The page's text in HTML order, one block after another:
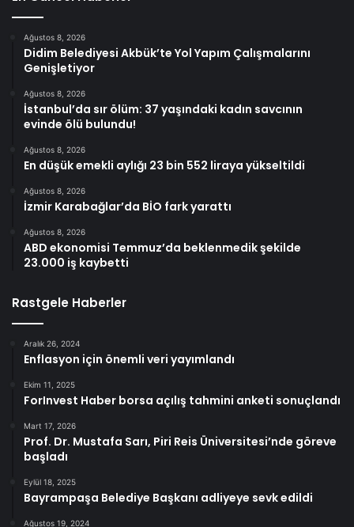
Ağustos 8, 2026
Didim Belediyesi Akbük’te Yol Yapım Çalışmalarını
Genişletiyor
Ağustos 8, 2026
İstanbul’da sır ölüm: 37 yaşındaki kadın savcının
evinde ölü bulundu!
Ağustos 8, 2026
En düşük emekli aylığı 23 bin 552 liraya yükseltildi
Ağustos 8, 2026
İzmir Karabağlar’da BİO fark yarattı
Ağustos 8, 2026
ABD ekonomisi Temmuz’da beklenmedik şekilde
23.000 iş kaybetti
Rastgele Haberler
Aralık 26, 2024
Enflasyon için önemli veri yayımlandı
Ekim 11, 2025
ForInvest Haber borsa açılış tahmini anketi sonuçlandı
Mart 17, 2026
Prof. Dr. Mustafa Sarı, Piri Reis Üniversitesi’nde göreve
başladı
Eylül 18, 2025
Bayrampaşa Belediye Başkanı adliyeye sevk edildi
Ağustos 19, 2024